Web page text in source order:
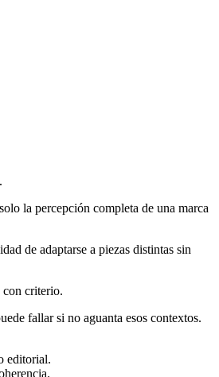
la percepción completa de una marca
de adaptarse a piezas distintas sin
con criterio.
fallar si no aguanta esos contextos.
editorial.